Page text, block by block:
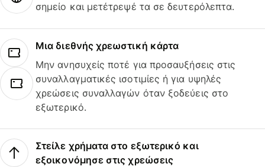
σημείο και μετέτρεψέ τα σε δευτερόλεπτα.
Μια διεθνής χρεωστική κάρτα
Μην ανησυχείς ποτέ για προσαυξήσεις στις
συναλλαγματικές ισοτιμίες ή για υψηλές
χρεώσεις συναλλαγών όταν ξοδεύεις στο
εξωτερικό.
Στείλε χρήματα στο εξωτερικό και
εξοικονόμησε στις χρεώσεις